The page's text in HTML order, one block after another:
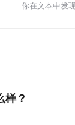
你在文本中发
样？